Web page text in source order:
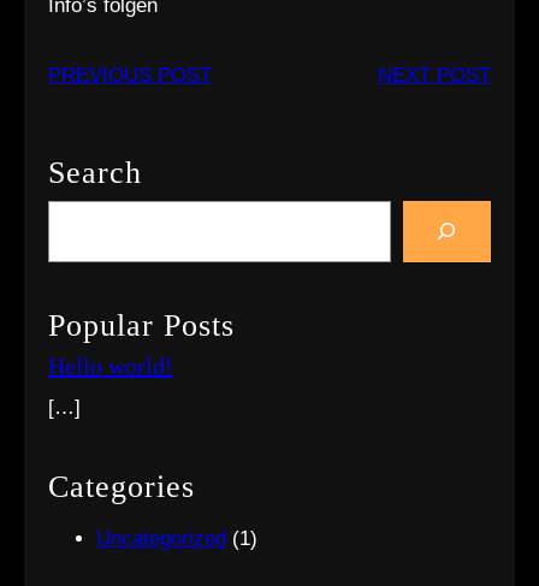
Info’s folgen
PREVIOUS POST NEXT POST
Search
c
h
Popular Posts
Hello world!
[…]
Categories
Uncategorized (1)